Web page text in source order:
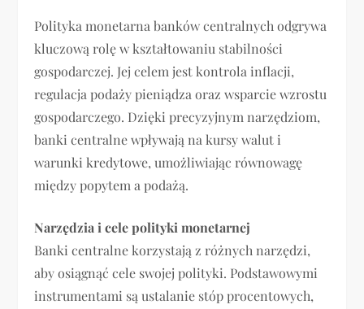
Polityka monetarna banków centralnych odgrywa
kluczową rolę w kształtowaniu stabilności
gospodarczej. Jej celem jest kontrola inflacji,
regulacja podaży pieniądza oraz wsparcie wzrostu
gospodarczego. Dzięki precyzyjnym narzędziom,
banki centralne wpływają na kursy walut i
warunki kredytowe, umożliwiając równowagę
między popytem a podażą.
Narzędzia i cele polityki monetarnej
Banki centralne korzystają z różnych narzędzi,
aby osiągnąć cele swojej polityki. Podstawowymi
instrumentami są ustalanie stóp procentowych,